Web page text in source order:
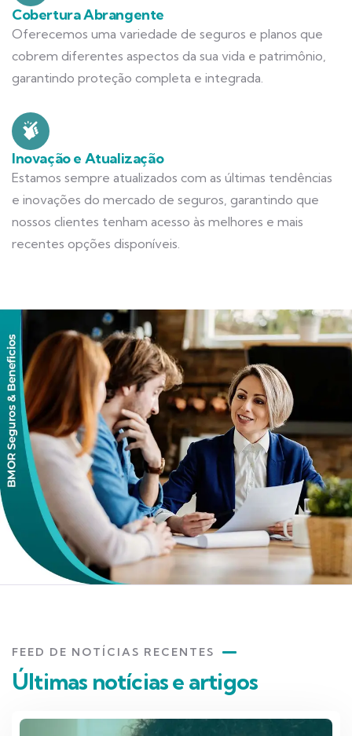
Cobertura Abrangente
Oferecemos uma variedade de seguros e planos que
cobrem diferentes aspectos da sua vida e patrimônio,
garantindo proteção completa e integrada.
Inovação e Atualização
Estamos sempre atualizados com as últimas tendências
e inovações do mercado de seguros, garantindo que
nossos clientes tenham acesso às melhores e mais
recentes opções disponíveis.
FEED DE NOTÍCIAS RECENTES
Últimas notícias e artigos